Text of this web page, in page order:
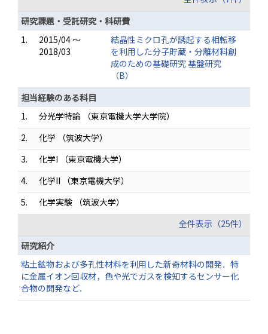
研究課題・受託研究・科研費
1.
2015/04 ～
2018/03
結晶性ミクロ孔が誘起する相転移
を利用した分子貯蔵・分離材料創
成のための基礎研究 基盤研究
（B）
担当経験のある科目
1.
分光学特論 （東京電機大学大学院）
2.
化学 （筑波大学）
3.
化学I （東京電機大学）
4.
化学II （東京電機大学）
5.
化学実験 （筑波大学）
全件表示（25件）
研究紹介
粘土鉱物および多孔性材料を利用した新奇材料の開発．特
に金属イオン回収材，色や光でガスを検知するセンサー化
合物の開発など．